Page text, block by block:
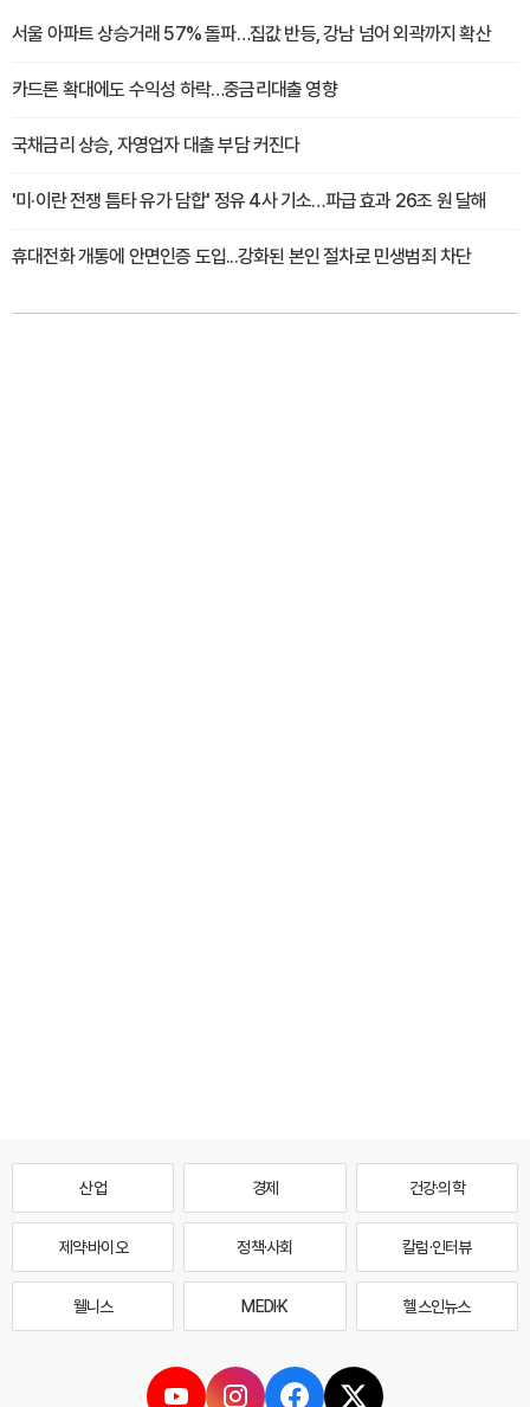
서울 아파트 상승거래 57% 돌파…집값 반등, 강남 넘어 외곽까지 확산
카드론 확대에도 수익성 하락…중금리대출 영향
국채금리 상승, 자영업자 대출 부담 커진다
'미·이란 전쟁 틈타 유가 담합' 정유 4사 기소…파급 효과 26조 원 달해
휴대전화 개통에 안면인증 도입...강화된 본인 절차로 민생범죄 차단
산업 경제 건강·의학
제약·바이오 정책·사회 칼럼·인터뷰
웰니스 MEDI·K 헬스인뉴스